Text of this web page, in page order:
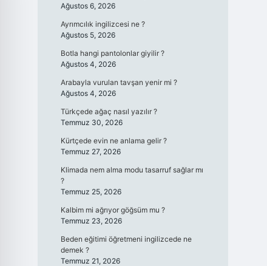
Ağustos 6, 2026
Ayrımcılık ingilizcesi ne ?
Ağustos 5, 2026
Botla hangi pantolonlar giyilir ?
Ağustos 4, 2026
Arabayla vurulan tavşan yenir mi ?
Ağustos 4, 2026
Türkçede ağaç nasıl yazılır ?
Temmuz 30, 2026
Kürtçede evin ne anlama gelir ?
Temmuz 27, 2026
Klimada nem alma modu tasarruf sağlar mı
?
Temmuz 25, 2026
Kalbim mi ağrıyor göğsüm mu ?
Temmuz 23, 2026
Beden eğitimi öğretmeni ingilizcede ne
demek ?
Temmuz 21, 2026